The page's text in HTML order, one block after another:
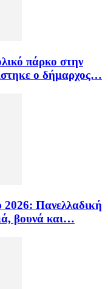
πάρκο στην
ο δήμαρχος…
Πανελλαδική
βουνά και…